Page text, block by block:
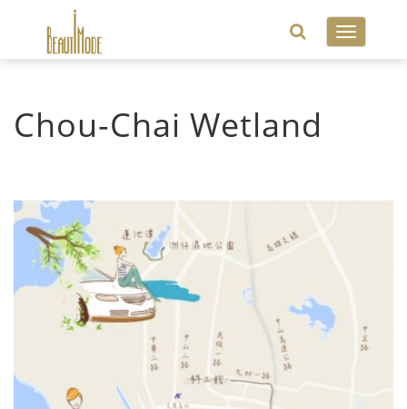
Toggle
Chou-Chai Wetland